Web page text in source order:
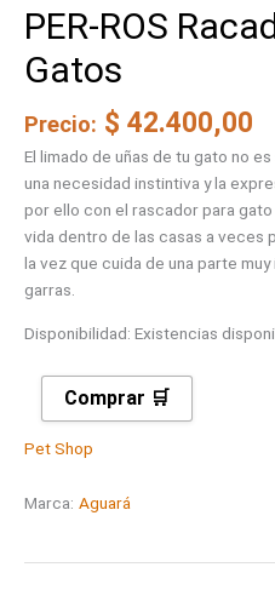
PER-ROS
Gatos
Precio: $ 42.400,00
El limado de uñas de tu gato no
una necesidad instintiva y la
por ello con el rascador para
vida dentro de las casas a veces
la vez que cuida de una parte
garras.
Disponibilidad: Existencias
Comprar 🛒
Pet Shop
Marca: Aguará